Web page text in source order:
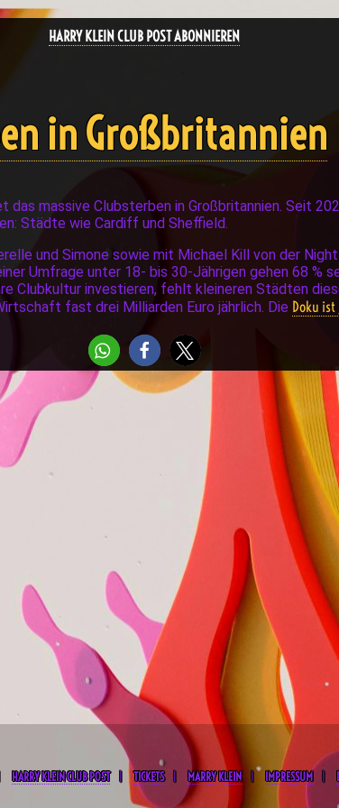
HARRY KLEIN CLUB POST ABONNIEREN
in Großbritannien
massive Clubsterben in Großbritannien. Seit
Städte wie Cardiff und Sheffield.
und Simone sowie mit Michael Kill von der
Umfrage unter 18- bis 30-Jährigen gehen 68 %
Clubkultur investieren, fehlt kleineren Städten
fast drei Milliarden Euro jährlich. Die Doku ist
HARRY KLEIN CLUB POST TICKETS MARRY KLEIN IMPRESSUM